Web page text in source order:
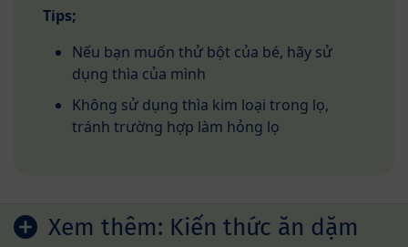
Tips;
Nếu bạn muốn thử bột của bé, hãy sử
dụng thìa của mình
Không sử dụng thìa kim loại trong lọ,
tránh trường hợp làm hỏng lọ
Xem thêm: Kiến thức ăn dặm